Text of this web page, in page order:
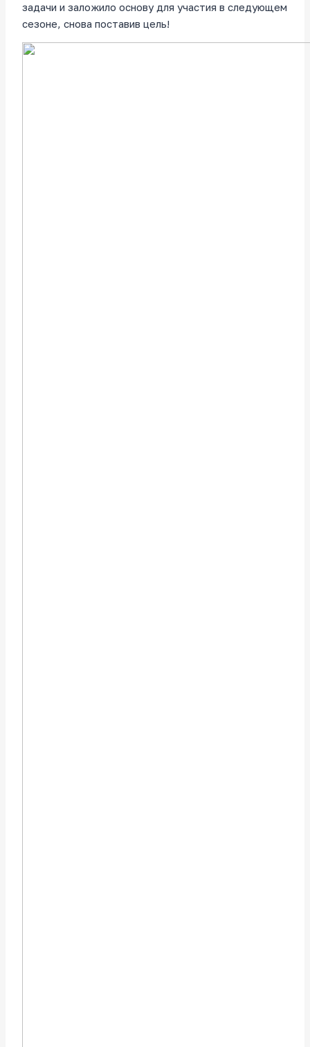
задачи и заложило основу для участия в следующем
сезоне, снова поставив цель!